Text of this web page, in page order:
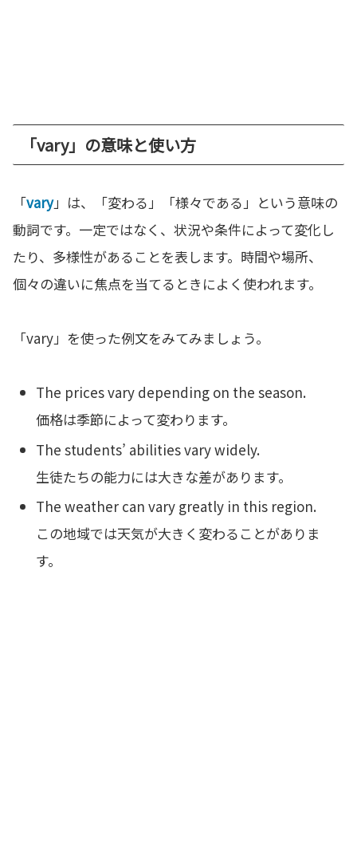
「vary」の意味と使い方
「vary」は、「変わる」「様々である」という意味の
動詞です。一定ではなく、状況や条件によって変化し
たり、多様性があることを表します。時間や場所、
個々の違いに焦点を当てるときによく使われます。
「vary」を使った例文をみてみましょう。
The prices vary depending on the season.
価格は季節によって変わります。
The students’ abilities vary widely.
生徒たちの能力には大きな差があります。
The weather can vary greatly in this region.
この地域では天気が大きく変わることがありま
す。